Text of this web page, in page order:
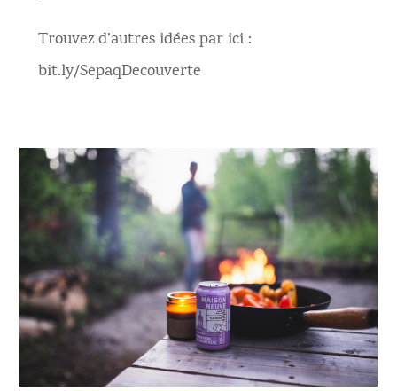
Trouvez d’autres idées par ici :
bit.ly/SepaqDecouverte